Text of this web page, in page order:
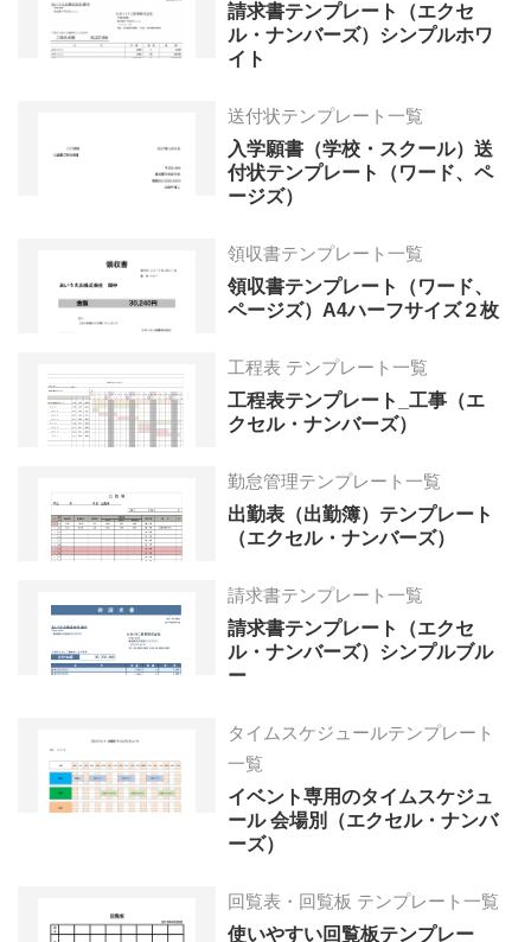
請求書テンプレート（エクセ
ル・ナンバーズ）シンプルホワ
イト
送付状テンプレート一覧
入学願書（学校・スクール）送
付状テンプレート（ワード、ペ
ージズ）
領収書テンプレート一覧
領収書テンプレート（ワード、
ページズ）A4ハーフサイズ２枚
工程表 テンプレート一覧
工程表テンプレート_工事（エ
クセル・ナンバーズ）
勤怠管理テンプレート一覧
出勤表（出勤簿）テンプレート
（エクセル・ナンバーズ）
請求書テンプレート一覧
請求書テンプレート（エクセ
ル・ナンバーズ）シンプルブル
ー
タイムスケジュールテンプレート
一覧
イベント専用のタイムスケジュ
ール 会場別（エクセル・ナンバ
ーズ）
回覧表・回覧板 テンプレート一覧
使いやすい回覧板テンプレー